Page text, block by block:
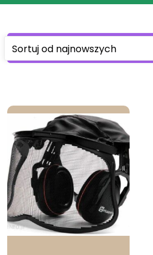
Wyświetlanie